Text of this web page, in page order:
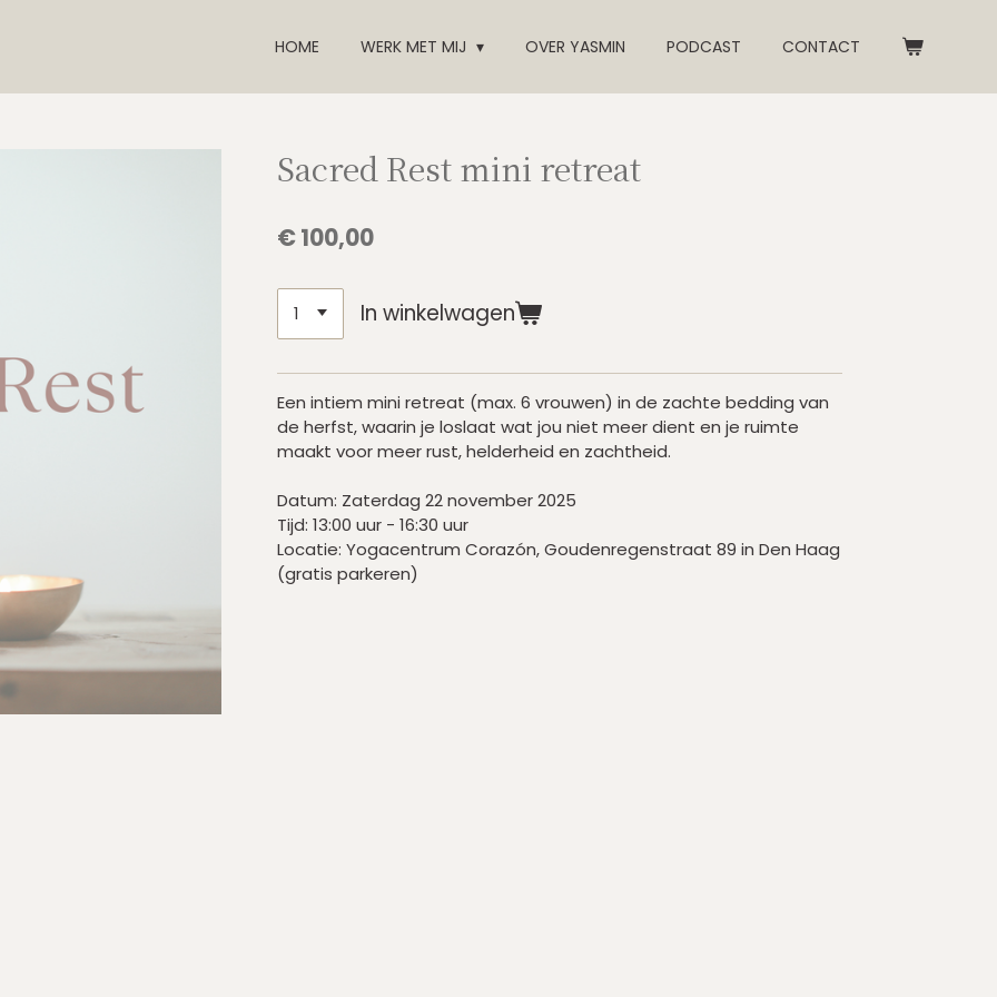
HOME WERK MET MIJ OVER YASMIN PODCAST CONTACT
Sacred Rest mini retreat
€ 100,00
In winkelwagen
Een intiem mini retreat (max. 6 vrouwen) in de zachte bedding van
de herfst, waarin je loslaat wat jou niet meer dient en je ruimte
maakt voor meer rust, helderheid en zachtheid.
Datum: Zaterdag 22 november 2025
Tijd: 13:00 uur - 16:30 uur
Locatie: Yogacentrum Corazón, Goudenregenstraat 89 in Den Haag
(gratis parkeren)